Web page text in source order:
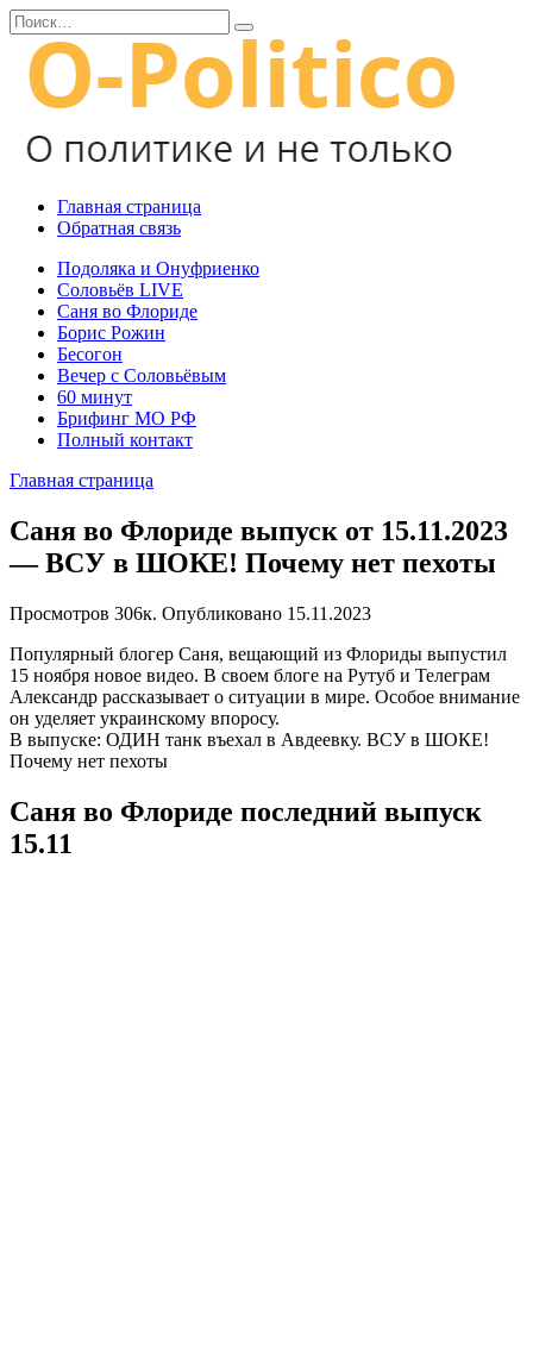
Перейти
к
содержанию
Search
for:
Главная страница
Обратная связь
Подоляка и Онуфриенко
Соловьёв LIVE
Саня во Флориде
Борис Рожин
Бесогон
Вечер с Соловьёвым
60 минут
Брифинг МО РФ
Полный контакт
Главная страница
Саня во Флориде выпуск от 15.11.2023
— ВСУ в ШОКЕ! Почему нет пехоты
Просмотров 306к. Опубликовано 15.11.2023
Популярный блогер Саня, вещающий из Флориды выпустил
15 ноября новое видео. В своем блоге на Рутуб и Телеграм
Александр рассказывает о ситуации в мире. Особое внимание
он уделяет украинскому впоросу.
В выпуске: ОДИН танк въехал в Авдеевку. ВСУ в ШОКЕ!
Почему нет пехоты
Саня во Флориде последний выпуск
15.11